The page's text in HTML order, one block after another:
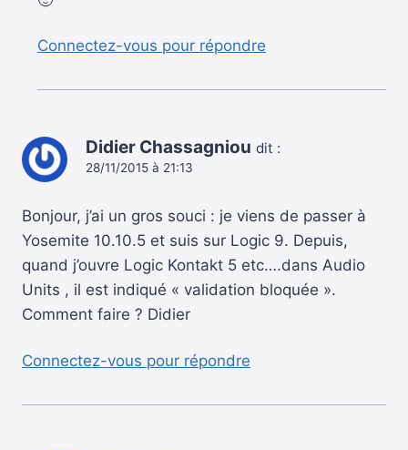
Connectez-vous pour répondre
Didier Chassagniou dit :
28/11/2015 à 21:13
Bonjour, j’ai un gros souci : je viens de passer à
Yosemite 10.10.5 et suis sur Logic 9. Depuis,
quand j’ouvre Logic Kontakt 5 etc….dans Audio
Units , il est indiqué « validation bloquée ».
Comment faire ? Didier
Connectez-vous pour répondre